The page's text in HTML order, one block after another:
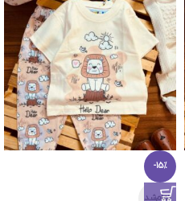
-15%
تمام‌شد